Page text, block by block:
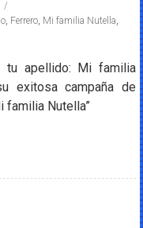
, Ferrero, Mi familia Nutella,
tu apellido: Mi familia
exitosa campaña de
familia Nutella”